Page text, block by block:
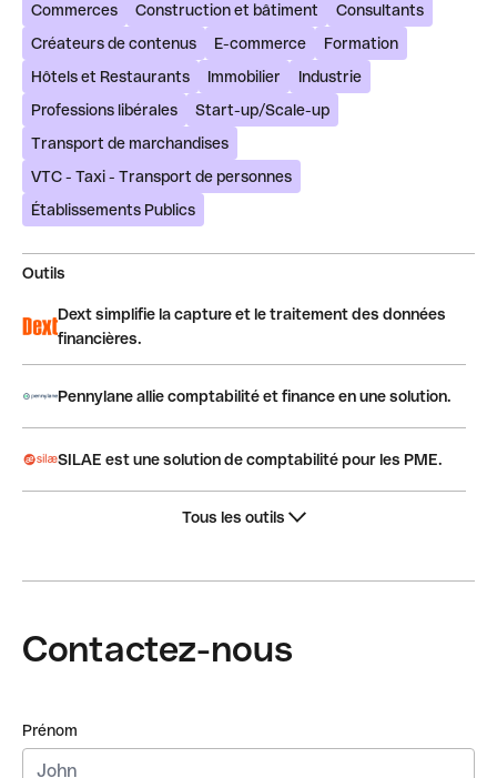
Commerces
Construction et bâtiment
Consultants
Créateurs de contenus
E-commerce
Formation
Hôtels et Restaurants
Immobilier
Industrie
Professions libérales
Start-up/Scale-up
Transport de marchandises
VTC - Taxi - Transport de personnes
Établissements Publics
Outils
Dext simplifie la capture et le traitement des données
financières.
Pennylane allie comptabilité et finance en une solution.
SILAE est une solution de comptabilité pour les PME.
Tous les outils
Contactez-nous
Prénom